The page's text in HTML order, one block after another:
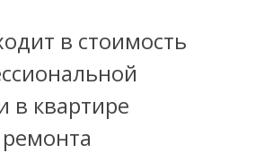
в стоимость
в квартире